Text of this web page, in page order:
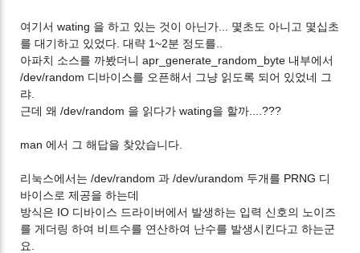
여기서 wating 을 하고 있는 것이 아닌가... 몇초도 아니고 몇십초
를 대기하고 있었다. 대략 1~2분 정도를..
아파치 소스를 까봤더니 apr_generate_random_byte 내부에서
/dev/random 디바이스를 오픈해서 그냥 읽도록 되어 있었네 그
랴.
근데 왜 /dev/random 을 읽다가 wating을 할까....???
man 에서 그 해답을 찾았습니다.
리눅스에서는 /dev/random 과 /dev/urandom 두개를 PRNG 디
바이스로 제공을 하는데
방식은 IO 디바이스 드라이버에서 발생하는 입력 신호의 노이즈
를 게더링 하여 비트수를 연산하여 난수를 발생시킨다고 하는군
요.